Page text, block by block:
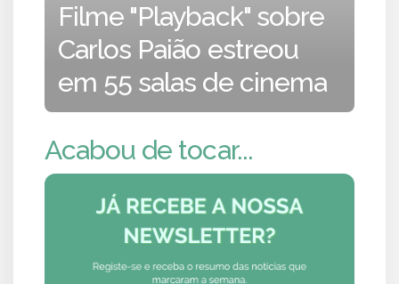
Filme "Playback" sobre
Carlos Paião estreou
em 55 salas de cinema
Acabou de tocar...